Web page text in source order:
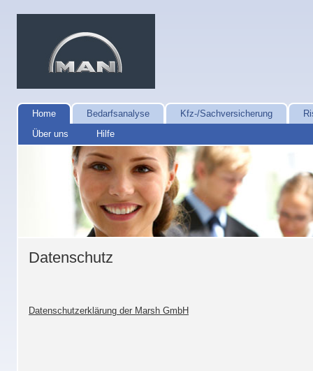
Home
Über uns
Hilfe
Bedarfsanalyse Kfz-/Sachversicherung
Datenschutz
Datenschutzerklärung der Marsh GmbH